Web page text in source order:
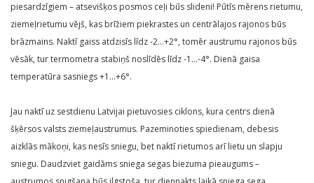
piesardzīgiem – atsevišķos posmos ceļi būs slideni! Pūtīs mērens rietumu,
ziemeļrietumu vējš, kas brīžiem piekrastes un centrālajos rajonos būs
brāzmains. Naktī gaiss atdzisīs līdz -2…+2°, tomēr austrumu rajonos būs
vēsāk, tur termometra stabiņš noslīdēs līdz -1…-4°. Dienā gaisa
temperatūra sasniegs +1…+6°.
Jau naktī uz sestdienu Latvijai pietuvosies ciklons, kura centrs dienā
šķērsos valsts ziemeļaustrumus. Pazeminoties spiedienam, debesis
aizklās mākoņi, kas nesīs sniegu, bet naktī rietumos arī lietu un slapju
sniegu. Daudzviet gaidāms sniega segas biezuma pieaugums –